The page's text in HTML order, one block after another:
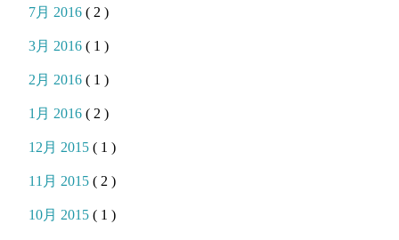
7月 2016( 2 )
3月 2016( 1 )
2月 2016( 1 )
1月 2016( 2 )
12月 2015( 1 )
11月 2015( 2 )
10月 2015( 1 )